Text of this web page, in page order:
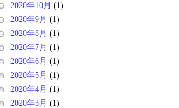
2020年10月 (1)
2020年9月 (1)
2020年8月 (1)
2020年7月 (1)
2020年6月 (1)
2020年5月 (1)
2020年4月 (1)
2020年3月 (1)